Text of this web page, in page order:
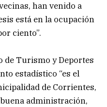
han venido a
está en la ocupación
ciento”.
de Turismo y Deportes
estadístico “es el
de Corrientes,
administración,